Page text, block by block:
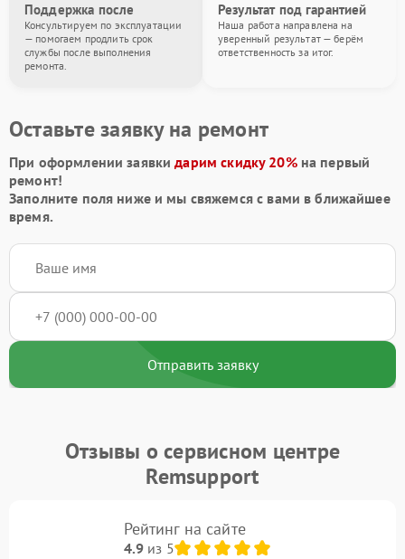
Поддержка после
Консультируем по эксплуатации
— помогаем продлить срок
службы после выполнения
ремонта.
Результат под гарантией
Наша работа направлена на
уверенный результат — берём
ответственность за итог.
Оставьте заявку на ремонт
При оформлении заявкидарим скидку 20%на первый
ремонт!
Заполните поля ниже и мы свяжемся с вами в ближайшее
время.
Отправить заявку
Отзывы о сервисном центре
Remsupport
Рейтинг на сайте
4.9из 5